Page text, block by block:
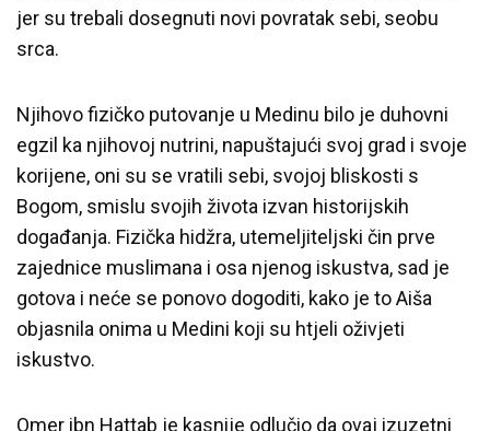
jer su trebali dosegnuti novi povratak sebi, seobu
srca.
Njihovo fizičko putovanje u Medinu bilo je duhovni
egzil ka njihovoj nutrini, napuštajući svoj grad i svoje
korijene, oni su se vratili sebi, svojoj bliskosti s
Bogom, smislu svojih života izvan historijskih
događanja. Fizička hidžra, utemeljiteljski čin prve
zajednice muslimana i osa njenog iskustva, sad je
gotova i neće se ponovo dogoditi, kako je to Aiša
objasnila onima u Medini koji su htjeli oživjeti
iskustvo.
Omer ibn Hattab je kasnije odlučio da ovaj izuzetni